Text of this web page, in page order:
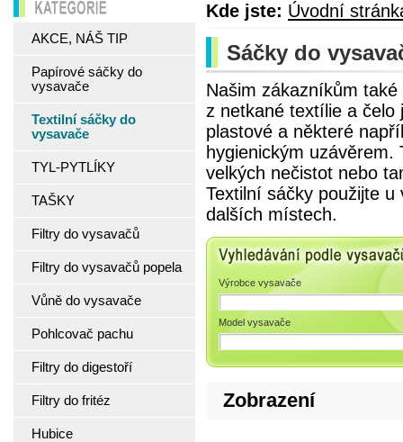
Kde jste: Úvodní
Sáčky do
Našim zákazníkům
z netkané textílie a čelo
plastové a některé
hygienickým
velkých nečistot nebo
Textilní sáčky použijte
dalších místech.
Vyhledávání podle
Výrobce vysavače
Model vysavače
Zobrazení
KATEGORIE
AKCE, NÁŠ TIP
Papírové sáčky do
vysavače
Textilní sáčky do
vysavače
TYL-PYTLÍKY
TAŠKY
Filtry do vysavačů
Filtry do vysavačů popela
Vůně do vysavače
Pohlcovač pachu
Filtry do digestoří
Filtry do fritéz
Hubice